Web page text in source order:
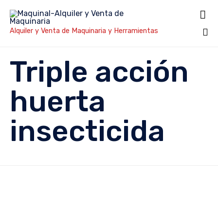
Alquiler y Venta de Maquinaria y Herramientas

Triple acción
huerta
insecticida